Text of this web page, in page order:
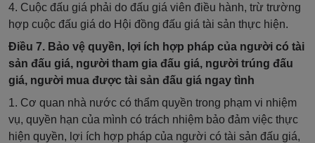
4. Cuộc đấu giá phải do đấu giá viên điều hành, trừ trường
hợp cuộc đấu giá do Hội đồng đấu giá tài sản thực hiện.
Điều 7. Bảo vệ quyền, lợi ích hợp pháp của người có tài
sản đấu giá, người tham gia đấu giá, người trúng đấu
giá, người mua được tài sản đấu giá ngay tình
1. Cơ quan nhà nước có thẩm quyền trong phạm vi nhiệm
vụ, quyền hạn của mình có trách nhiệm bảo đảm việc thực
hiện quyền, lợi ích hợp pháp của người có tài sản đấu giá,